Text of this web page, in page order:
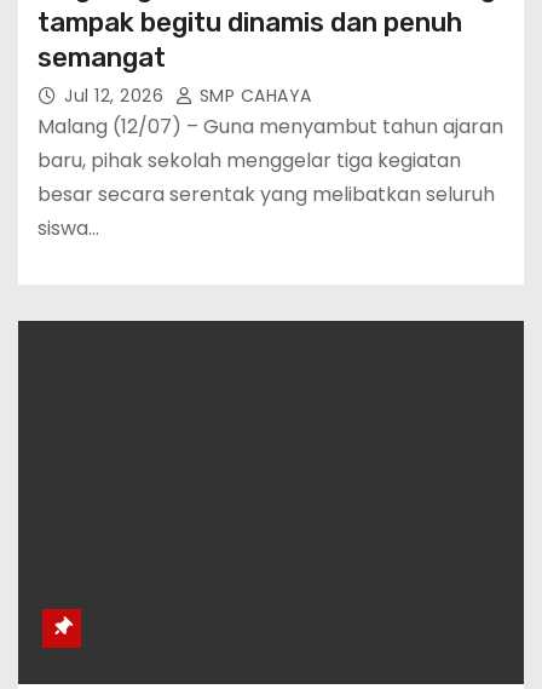
tampak begitu dinamis dan penuh
semangat
Jul 12, 2026 SMP CAHAYA
Malang (12/07) – Guna menyambut tahun ajaran
baru, pihak sekolah menggelar tiga kegiatan
besar secara serentak yang melibatkan seluruh
siswa…